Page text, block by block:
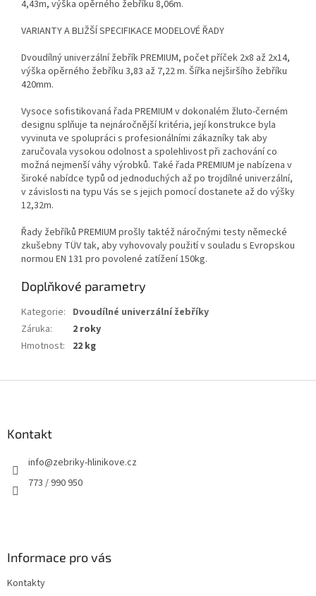
4,43m, výška opěrného žebříku 8,06m.
VARIANTY A BLIŽŠÍ SPECIFIKACE MODELOVÉ ŘADY
Dvoudílný univerzální žebřík PREMIUM, počet příček 2x8 až 2x14,
výška opěrného žebříku 3,83 až 7,22 m. Šířka nejširšího žebříku
420mm.
Vysoce sofistikovaná řada PREMIUM v dokonalém žluto-černém
designu splňuje ta nejnáročnější kritéria, její konstrukce byla
vyvinuta ve spolupráci s profesionálními zákazníky tak aby
zaručovala vysokou odolnost a spolehlivost při zachování co
možná nejmenší váhy výrobků. Také řada PREMIUM je nabízena v
široké nabídce typů od jednoduchých až po trojdílné univerzální,
v závislosti na typu Vás se s jejich pomocí dostanete až do výšky
12,32m.
Řady žebříků PREMIUM prošly taktéž náročnými testy německé
zkušebny TÜV tak, aby vyhovovaly použití v souladu s Evropskou
normou EN 131 pro povolené zatížení 150kg.
Doplňkové parametry
Kategorie: Dvoudílné univerzální žebříky
Záruka:
2 roky
Hmotnost: 22 kg
Kontakt
info@zebriky-hlinikove.cz
773 / 990 950
Informace pro vás
Kontakty